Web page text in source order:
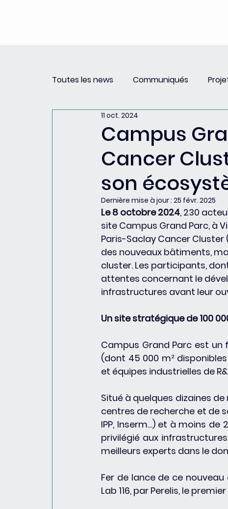
Toutes les news Communiqués
Revue de Presse
Campus
Cancer
son
11 oct. 2024
Dernière mise à jour : 25 févr. 2025
Le 8 octobre 2024, 230
site Campus Grand Parc, à
Paris-Saclay Cancer Cluster
des nouveaux bâtiments,
cluster. Les participants,
attentes concernant le
infrastructures avant leur
Un site stratégique de 100
Campus Grand Parc est un
(dont 45 000 m²
et équipes industrielles de
Situé à quelques dizaines
centres de recherche et de
IPP, Inserm…) et à moins
privilégié aux
meilleurs experts dans le
Fer de lance de ce nouveau
Lab 116, par Perelis, le